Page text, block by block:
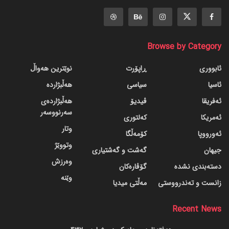
Browse by Category
ئابووری
ئاسیا
ئەفریقا
ئەمریکا
ئەورووپا
جیهان
دسته‌بندی نشده
زانست و تەندرووستی
ڕاپۆرت
سیاسی
ڤیدیۆ
کەلتوری
کۆمەڵگا
گه‌شت و گه‌شتیاری
گۆڤاره‌کان
مەڵتی میدیا
نوێترین هەواڵ
هەڵبژاردە
هەڵبژاردەی
سەرنووسەر
وتار
وتووێژ
وەرزش
وێنە
Recent News